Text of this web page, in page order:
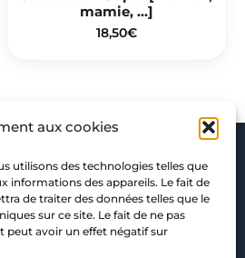
aux cookies
utilisons des technologies telles que
informations des appareils. Le fait de
de traiter des données telles que le
sur ce site. Le fait de ne pas
peut avoir un effet négatif sur
mamie, …]
18,50€
I
n
P
i